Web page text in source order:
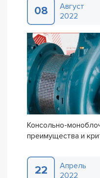
08
Август
2022
Консольно-
преимущества и
22
Апрель
2022